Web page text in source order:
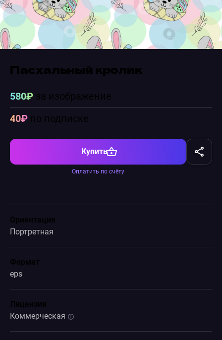
Пасхальный кролик
580₽за изображение
40₽по подписке
Купить
Оплатить по счёту
Ориентация
Портретная
Формат
eps
Лицензия
Коммерческая